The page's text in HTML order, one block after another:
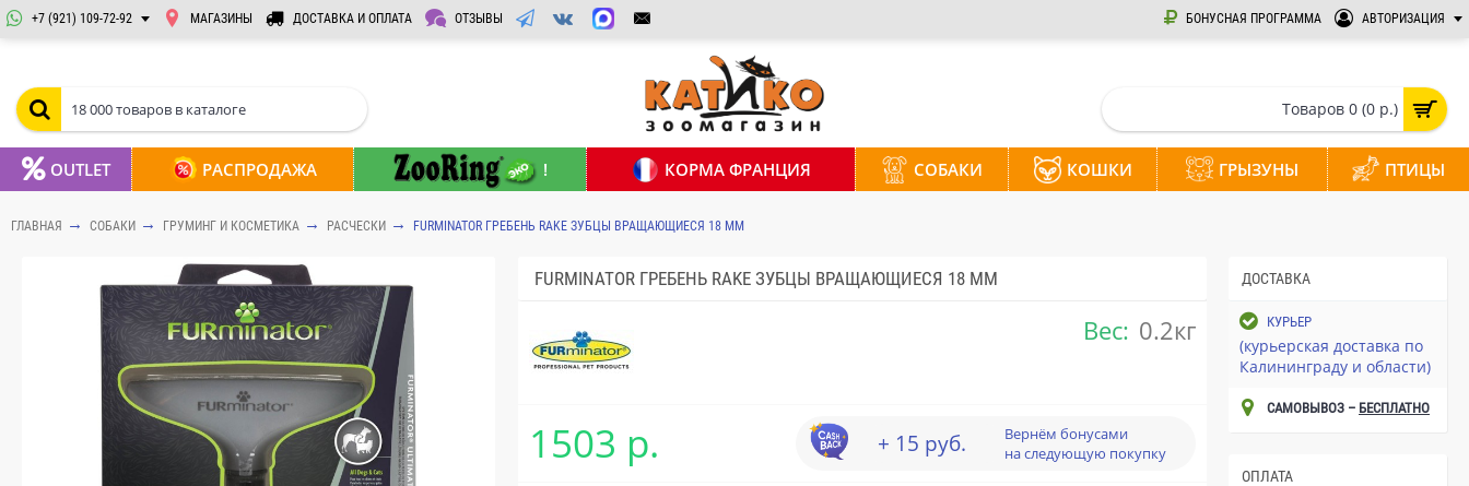
+7 (921) 109-72-92 МАГАЗИНЫ ДОСТАВКА И ОПЛАТА ОТЗЫВЫ БОНУСНАЯ ПРОГРАММА АВТОРИЗАЦИЯ
Товаров 0 (0 р.)
OUTLET РАСПРОДАЖА ! КОРМА ФРАНЦИЯ СОБАКИ КОШКИ ГРЫЗУНЫ ПТИЦЫ
ГЛАВНАЯ СОБАКИ ГРУМИНГ И КОСМЕТИКА РАСЧЕСКИ FURMINATOR ГРЕБЕНЬ RAKE ЗУБЦЫ ВРАЩАЮЩИЕСЯ 18 ММ
ДОСТАВКА
КУРЬЕР
(курьерская доставка по
Калининграду и области)
САМОВЫВОЗ – БЕСПЛАТНО
ОПЛАТА
FURMINATOR ГРЕБЕНЬ RAKE ЗУБЦЫ ВРАЩАЮЩИЕСЯ 18 ММ
Вес: 0.2кг
1503 р. + 15 руб.
Вернём бонусами
на следующую покупку